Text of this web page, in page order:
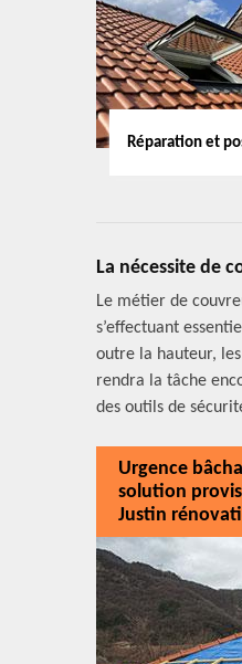
Réparation et
La nécessite de
Le métier de
s’effectuant
outre la hauteur,
rendra la tâche
des outils de
Urgence
solution
Justin